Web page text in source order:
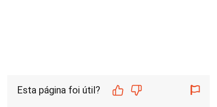
Esta página foi útil?